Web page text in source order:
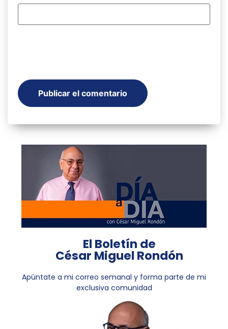
El Boletín de
César Miguel Rondón
Apúntate a mi correo semanal y forma parte de mi
exclusiva comunidad